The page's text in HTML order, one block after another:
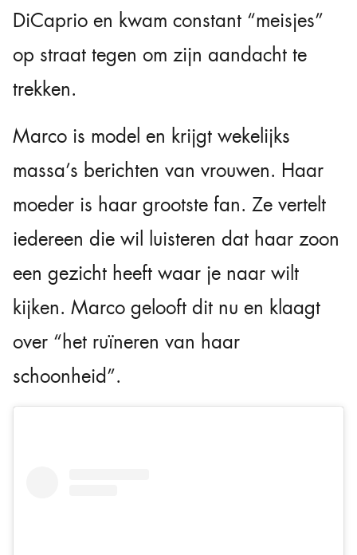
DiCaprio en kwam constant “meisjes”
op straat tegen om zijn aandacht te
trekken.
Marco is model en krijgt wekelijks
massa’s berichten van vrouwen. Haar
moeder is haar grootste fan. Ze vertelt
iedereen die wil luisteren dat haar zoon
een gezicht heeft waar je naar wilt
kijken. Marco gelooft dit nu en klaagt
over “het ruïneren van haar
schoonheid”.